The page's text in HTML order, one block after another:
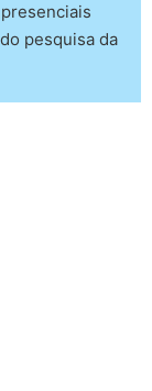
pesquisa da